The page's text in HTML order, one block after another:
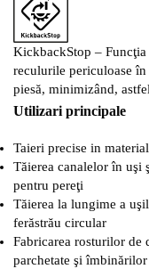
KickbackStop –
reculurile periculoase
piesă, minimizând,
Utilizari principale
Taieri precise in
Tăierea canalelor în uşi
pentru pereţi
Tăierea la lungime a
ferăstrău circular
Fabricarea rosturilor de
parchetate şi îmbinărilor